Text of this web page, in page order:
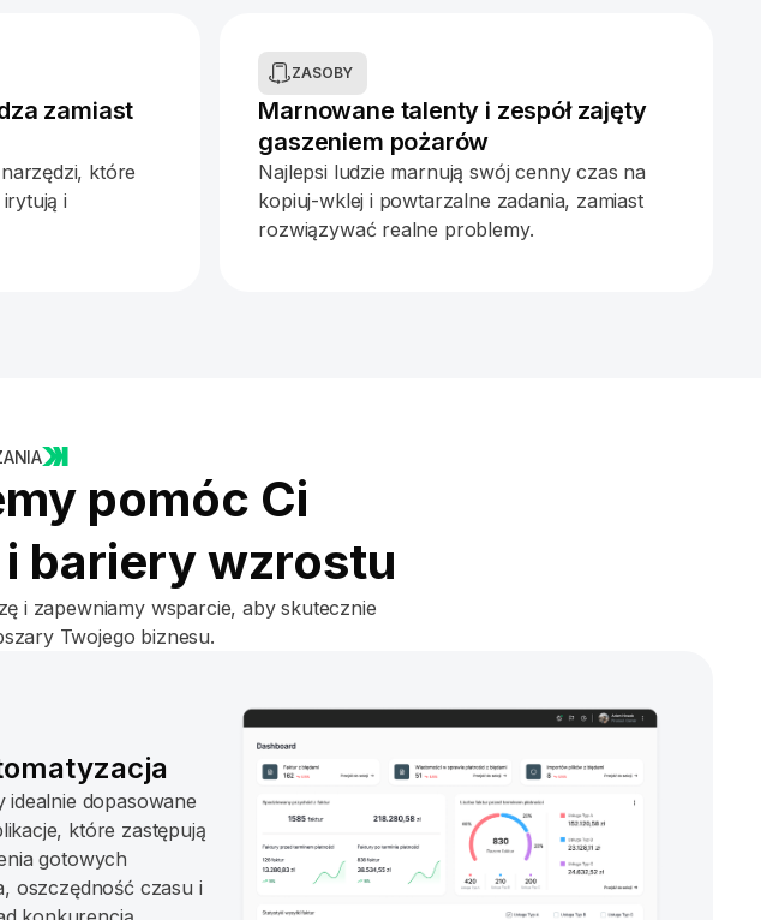
zamiast
które
i
ZASOBY
Marnowane talenty i zespół zajęty
gaszeniem pożarów
Najlepsi ludzie marnują swój cenny czas na
kopiuj-wklej i powtarzalne zadania, zamiast
rozwiązywać realne problemy.
pomóc Ci
bariery wzrostu
i zapewniamy wsparcie, aby skutecznie
Twojego biznesu.
idealnie dopasowane
które zastępują
gotowych
oszczędność czasu i